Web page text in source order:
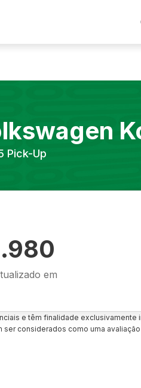
Pick-Up
em
e têm finalidade exclusivamente
considerados como uma